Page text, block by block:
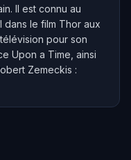
Il est connu au
dans le film Thor aux
pour son
Upon a Time, ainsi
Zemeckis :